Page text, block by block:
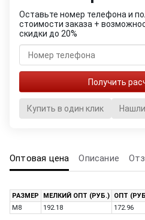
Оставьте номер телефона и
стоимости заказа +
скидки до 20%
Купить в один клик
Оптовая цена Описание
РАЗМЕР МЕЛКИЙ ОПТ (РУБ.) ОПТ
M8
192.18 172.96